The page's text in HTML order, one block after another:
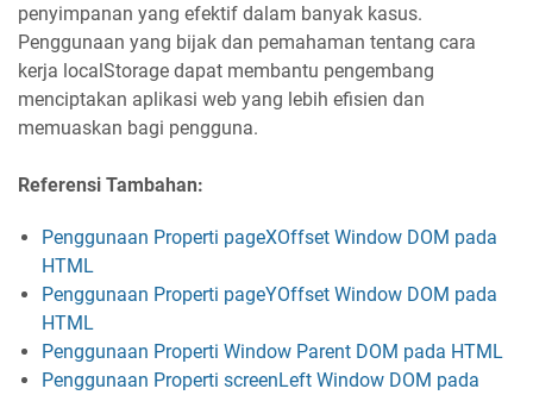
penyimpanan yang efektif dalam banyak kasus.
Penggunaan yang bijak dan pemahaman tentang cara
kerja localStorage dapat membantu pengembang
menciptakan aplikasi web yang lebih efisien dan
memuaskan bagi pengguna.
Referensi Tambahan:
Penggunaan Properti pageXOffset Window DOM pada
HTML
Penggunaan Properti pageYOffset Window DOM pada
HTML
Penggunaan Properti Window Parent DOM pada HTML
Penggunaan Properti screenLeft Window DOM pada